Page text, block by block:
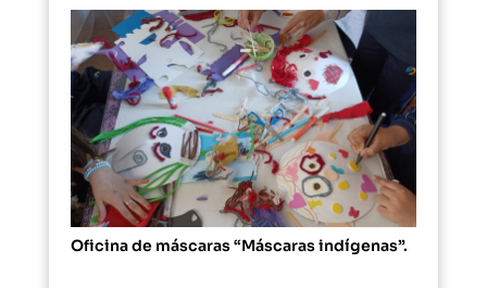
Oficina de máscaras “Máscaras indígenas”.